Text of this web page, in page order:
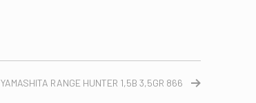
YAMASHITA RANGE HUNTER 1,5B 3,5GR 866